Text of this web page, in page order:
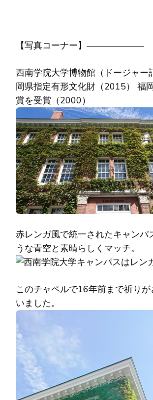
【写真コーナー】——————–
西南学院大学博物館（ドージャー
岡県指定有形文化財（2015） 福
賞を受賞（2000）
赤レンガ風で統一されたキャンパ
うな青空と素晴らしくマッチ。
このチャペルで16年前まで祈り
いました。